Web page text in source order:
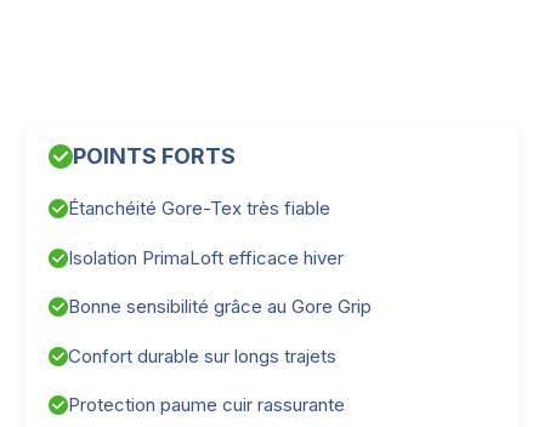
POINTS FORTS
Étanchéité Gore-Tex très fiable
Isolation PrimaLoft efficace hiver
Bonne sensibilité grâce au Gore Grip
Confort durable sur longs trajets
Protection paume cuir rassurante